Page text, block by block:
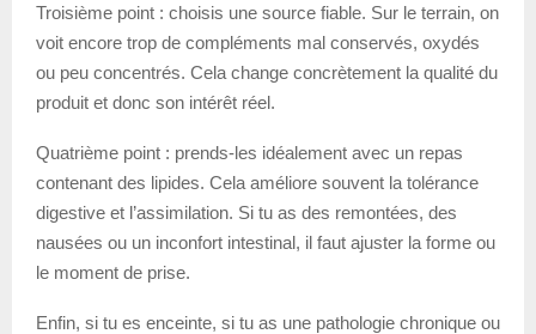
Troisième point : choisis une source fiable. Sur le terrain, on
voit encore trop de compléments mal conservés, oxydés
ou peu concentrés. Cela change concrètement la qualité du
produit et donc son intérêt réel.
Quatrième point : prends-les idéalement avec un repas
contenant des lipides. Cela améliore souvent la tolérance
digestive et l’assimilation. Si tu as des remontées, des
nausées ou un inconfort intestinal, il faut ajuster la forme ou
le moment de prise.
Enfin, si tu es enceinte, si tu as une pathologie chronique ou